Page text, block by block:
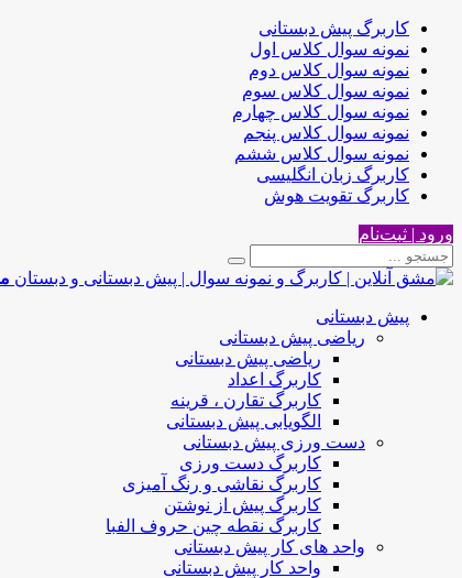
کاربرگ پیش دبستانی
نمونه سوال کلاس اول
نمونه سوال کلاس دوم
نمونه سوال کلاس سوم
نمونه سوال کلاس چهارم
نمونه سوال کلاس پنجم
نمونه سوال کلاس ششم
کاربرگ زبان انگلیسی
کاربرگ تقویت هوش
ورود | ثبت‌نام
پیش دبستانی
ریاضی پیش دبستانی
ریاضی پیش دبستانی
کاربرگ اعداد
کاربرگ تقارن ، قرینه
الگویابی پیش دبستانی
دست ورزی پیش دبستانی
کاربرگ دست ورزی
کاربرگ نقاشی و رنگ آمیزی
کاربرگ پیش از نوشتن
کاربرگ نقطه چین حروف الفبا
واحد های کار پیش دبستانی
واحد کار پیش دبستانی